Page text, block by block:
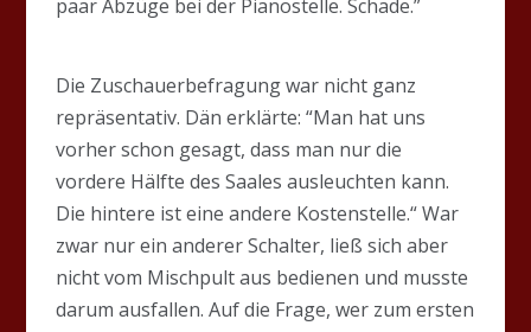
paar Abzüge bei der Pianostelle. Schade.”
Die Zuschauerbefragung war nicht ganz
repräsentativ. Dän erklärte: “Man hat uns
vorher schon gesagt, dass man nur die
vordere Hälfte des Saales ausleuchten kann.
Die hintere ist eine andere Kostenstelle.“ War
zwar nur ein anderer Schalter, ließ sich aber
nicht vom Mischpult aus bedienen und musste
darum ausfallen. Auf die Frage, wer zum ersten